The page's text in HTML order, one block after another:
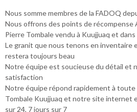
Nous somme membres de la FADOQ
Nous offrons des points de récompense
Pierre Tombale vendu à Kuujjuaq et
Le granit que nous tenons en inventaire
restera toujours beau
Notre équipe est soucieuse du détail et
satisfaction
Notre équipe répond rapidement à toute
Tombale Kuujjuaq et notre site internet
sur 24, 7 jours sur 7